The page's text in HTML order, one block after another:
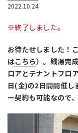
2022.10.24
※終了しました。
お待たせしました！
はこちら）。銭湯完
ロアとテナントフ
日(金)の2日間開催し
ー契約も可能なので